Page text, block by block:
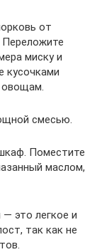
от
миску и
кусочками
овощам.
смесью.
Поместите
маслом,
это легкое и
так как не